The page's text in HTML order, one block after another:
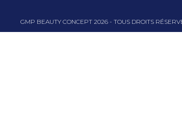
GMP BEAUTY CONCEPT 2026- TOUS DROITS